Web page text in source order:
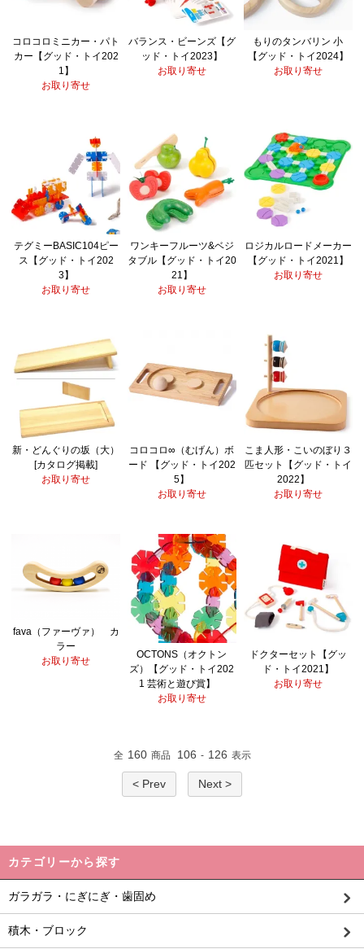
コロコロミニカー・パト
カー【グッド・トイ202
1】
お取り寄せ
バランス・ビーンズ【グ
ッド・トイ2023】
お取り寄せ
もりのタンバリン 小
【グッド・トイ2024】
お取り寄せ
テグミーBASIC104ピー
ス【グッド・トイ202
3】
お取り寄せ
ワンキーフルーツ&ベジ
タブル【グッド・トイ20
21】
お取り寄せ
ロジカルロードメーカー
【グッド・トイ2021】
お取り寄せ
新・どんぐりの坂（大）
[カタログ掲載]
お取り寄せ
コロコロ∞（むげん）ボ
ード 【グッド・トイ202
5】
お取り寄せ
こま人形・こいのぼり３
匹セット【グッド・トイ
2022】
お取り寄せ
fava（ファーヴァ） カ
ラー
お取り寄せ
OCTONS（オクトン
ズ）【グッド・トイ202
1 芸術と遊び賞】
お取り寄せ
ドクターセット【グッ
ド・トイ2021】
お取り寄せ
全 160 商品 106 - 126 表示
< Prev Next >
カテゴリーから探す
ガラガラ・にぎにぎ・歯固め
積木・ブロック